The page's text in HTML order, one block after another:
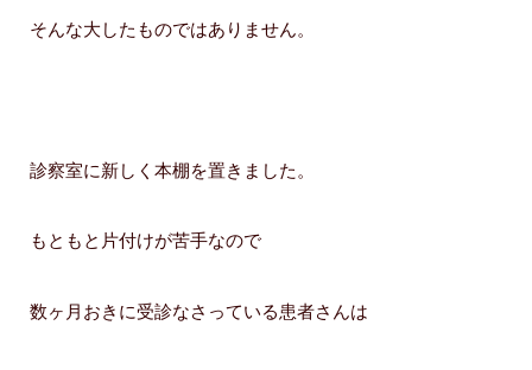
そんな大したものではありません。
診察室に新しく本棚を置きました。
もともと片付けが苦手なので
数ヶ月おきに受診なさっている患者さんは